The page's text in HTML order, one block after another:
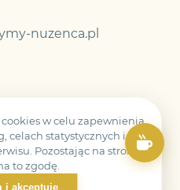
nuzenca.pl
Wszelkie prawa
w celu zapewnienia
celach statystycznych i
Pozostając na stronie
to zgodę.
i akceptuję